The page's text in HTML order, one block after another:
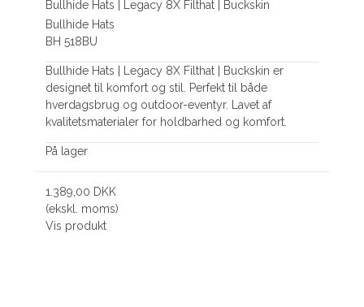
Bullhide Hats | Legacy 8X Filthat | Buckskin
Bullhide Hats
BH 518BU
Bullhide Hats | Legacy 8X Filthat | Buckskin er
designet til komfort og stil. Perfekt til både
hverdagsbrug og outdoor-eventyr. Lavet af
kvalitetsmaterialer for holdbarhed og komfort.
På lager
1.389,00 DKK
(ekskl. moms)
Vis produkt